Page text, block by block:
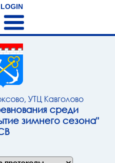
LOGIN
УТЦ Кавголово
среди
зимнего сезона"